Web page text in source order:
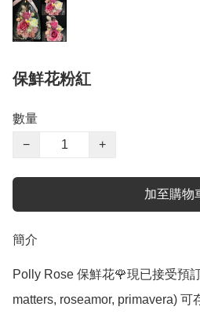
保鮮花粉紅
數量
−
+
加至購物
簡介
Polly Rose 保鮮花🌹現已接受預
matters, roseamor, primavera) 可